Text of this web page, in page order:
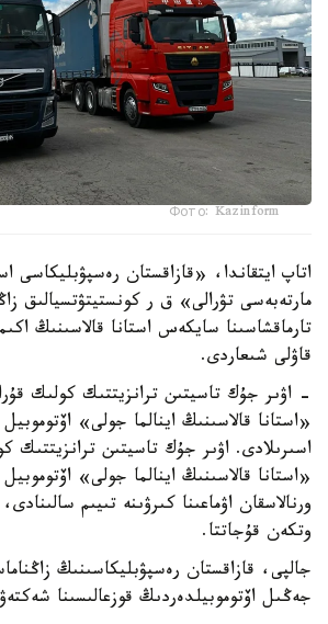
Фото: Kazinform
اتاپ ايتقاندا، «قازاقستان رەسپۋبليكاسى
تارماقشاسىنا سايكەس استانا قالاسىنىڭ
قاۋلى شىعاردى.
- اۋىر جۇك تاسيتىن ترانزيتتىك كولىك
«استانا قالاسىنىڭ اينالما جولى»
اسىرىلادى. اۋىر جۇك تاسيتىن ترانزيتتىك
«استانا قالاسىنىڭ اينالما جولى»
ورنالاسقان اۋماعىنا كىرۋىنە تىيىم
وتكەن قۇجاتتا.
جالپى، قازاقستان رەسپۋبليكاسىنىڭ
جەڭىل اۆتوموبيلدەردىڭ قوزعالىسىنا